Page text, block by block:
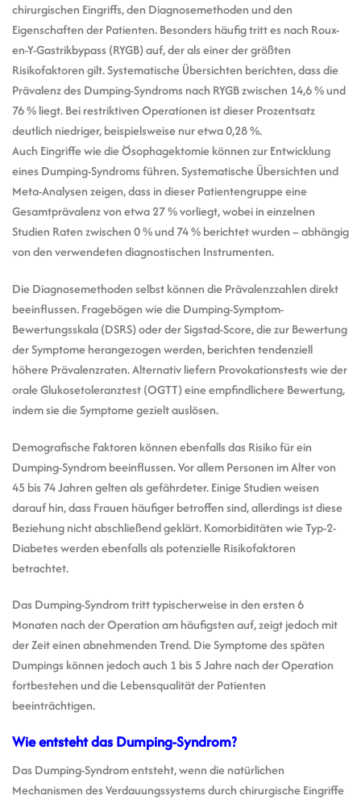
chirurgischen Eingriffs, den Diagnosemethoden und den
Eigenschaften der Patienten. Besonders häufig tritt es nach Roux-
en-Y-Gastrikbypass (RYGB) auf, der als einer der größten
Risikofaktoren gilt. Systematische Übersichten berichten, dass die
Prävalenz des Dumping-Syndroms nach RYGB zwischen 14,6 % und
76 % liegt. Bei restriktiven Operationen ist dieser Prozentsatz
deutlich niedriger, beispielsweise nur etwa 0,28 %.
Auch Eingriffe wie die Ösophagektomie können zur Entwicklung
eines Dumping-Syndroms führen. Systematische Übersichten und
Meta-Analysen zeigen, dass in dieser Patientengruppe eine
Gesamtprävalenz von etwa 27 % vorliegt, wobei in einzelnen
Studien Raten zwischen 0 % und 74 % berichtet wurden – abhängig
von den verwendeten diagnostischen Instrumenten.
Die Diagnosemethoden selbst können die Prävalenzzahlen direkt
beeinflussen. Fragebögen wie die Dumping-Symptom-
Bewertungsskala (DSRS) oder der Sigstad-Score, die zur Bewertung
der Symptome herangezogen werden, berichten tendenziell
höhere Prävalenzraten. Alternativ liefern Provokationstests wie der
orale Glukosetoleranztest (OGTT) eine empfindlichere Bewertung,
indem sie die Symptome gezielt auslösen.
Demografische Faktoren können ebenfalls das Risiko für ein
Dumping-Syndrom beeinflussen. Vor allem Personen im Alter von
45 bis 74 Jahren gelten als gefährdeter. Einige Studien weisen
darauf hin, dass Frauen häufiger betroffen sind, allerdings ist diese
Beziehung nicht abschließend geklärt. Komorbiditäten wie Typ-2-
Diabetes werden ebenfalls als potenzielle Risikofaktoren
betrachtet.
Das Dumping-Syndrom tritt typischerweise in den ersten 6
Monaten nach der Operation am häufigsten auf, zeigt jedoch mit
der Zeit einen abnehmenden Trend. Die Symptome des späten
Dumpings können jedoch auch 1 bis 5 Jahre nach der Operation
fortbestehen und die Lebensqualität der Patienten
beeinträchtigen.
Wie entsteht das Dumping-Syndrom?
Das Dumping-Syndrom entsteht, wenn die natürlichen
Mechanismen des Verdauungssystems durch chirurgische Eingriffe